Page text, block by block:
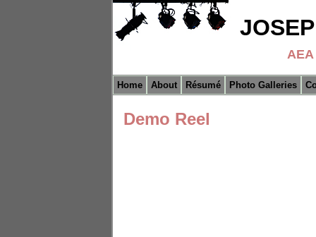
AEA
Home About Résumé Photo Galleries
Demo Reel